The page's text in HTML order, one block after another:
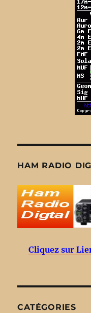
HAM RADIO
Cliquez sur
CATÉGORIES